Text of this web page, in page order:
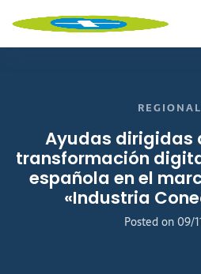
Ayudas dirigidas
transformación
española en el
«Industria
Posted on09/